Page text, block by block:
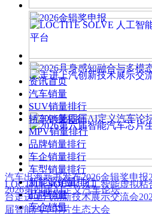
汽车出海新书发布2026金辑奖申报
2026第四届AI定义汽车论坛
LOCTITE SOLVE 人工智能虚拟粘
台走进上汽创新技术展示交流会
届智能汽车芯片生态大会
资讯首页
汽车销量
SUV销量排行
轿车销量排行
MPV销量排行
品牌销量排行
车企销量排行
车型销量排行
新能源销量排行
品牌销量
车企销量